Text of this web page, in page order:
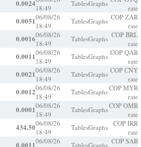
0.002418:49
TablesGraphs
rate
0.005106/08/26
18:49
TablesGraphs COP ZAR
rate
0.001606/08/26
18:49
TablesGraphs COP BRL
rate
0.001106/08/26
18:49
TablesGraphs COP QAR
rate
0.002106/08/26
18:49
TablesGraphs COP CNY
rate
0.001206/08/26
18:49
TablesGraphsCOP MYR
rate
0.000106/08/26
18:49
TablesGraphsCOP OMR
rate
434.5006/08/26
18:49
TablesGraphs COP IRR
rate
06/08/26
TablesGraphs COP SAR